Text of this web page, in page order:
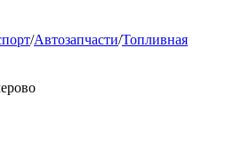
/Автозапчасти/Топливная